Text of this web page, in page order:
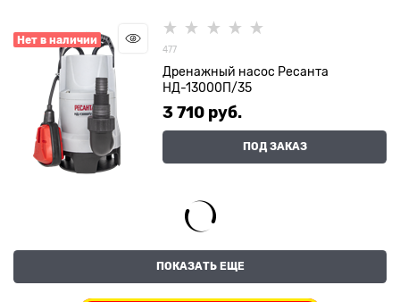
Нет в наличии
477
Дренажный насос Ресанта
НД-13000П/35
3 710 руб.
ПОД ЗАКАЗ
ПОКАЗАТЬ ЕЩЕ